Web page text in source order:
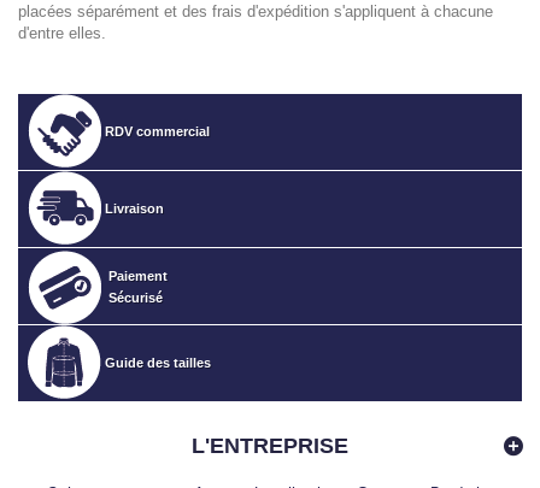
placées séparément et des frais d'expédition s'appliquent à chacune
d'entre elles.
RDV commercial
Livraison
Paiement
Sécurisé
Guide des tailles
L'ENTREPRISE